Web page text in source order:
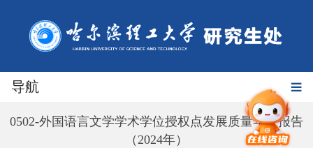
导航
0502-外国语言文学学术学位授权点发展质量年度报告
（2024年）